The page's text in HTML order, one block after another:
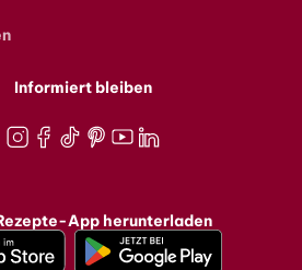
Informiert bleiben
App herunterladen